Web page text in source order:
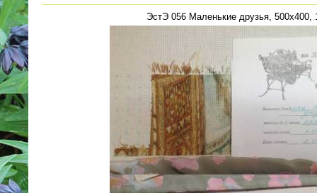
ЭстЭ 056 Маленькие друзья, 500x400,